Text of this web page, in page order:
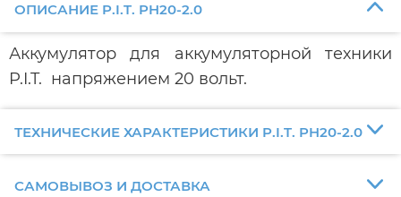
ОПИСАНИЕ P.I.T. PH20-2.0
Аккумулятор для аккумуляторной техники
P.I.T. напряжением 20 вольт.
ТЕХНИЧЕСКИЕ ХАРАКТЕРИСТИКИ P.I.T. PH20-2.0
САМОВЫВОЗ И ДОСТАВКА